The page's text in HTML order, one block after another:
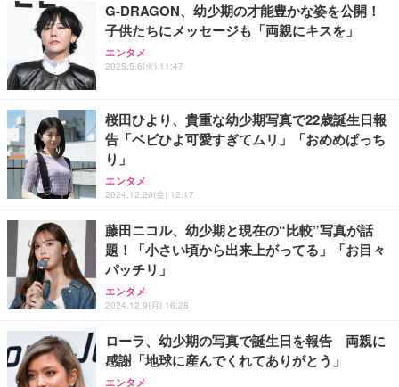
【整備済み品】 ゲーミングPC デスクトップ タワー
型 UNITCOM biz-h 10世代 Core i7-10700 - RTX 406
0 8G - 32GBメモリ - 大容量 SSD1.0TB - Windows
【整備済み品】Dell OptiPlex SFF Plus 7010 デスク
トップPC Core i5-13500 DDR4 メモリ32GB SSD51
2GB+HDD1TB MS Office 2021 DisplayPort/HDMI U
SB3.2 有線LAN 省スペース ビジネスPC/Wi-Fi USB
￥114,800
エレコム WiFi ルーター 無線LAN Wi-Fi7 11BE 2882
+688Mbps IPv6(IPoE)対応 エコパッケージ WRC-W
701-B
バッファロー Wi-Fi 6 ルーター 2401+573Mbps WS
R-3000AX4P/NBK (× 2)
￥23,960
【整備済み品】Dell E2724HS 27インチ 液晶モニタ
ー フルHD（1920×1080）VA 非光沢 HDMI/DisplayP
ort/VGA スピーカー内蔵 高さ調整 スイベル VESA対
【MiniLED/24.5inch/280Hz/FHD】GRAPHT THE S
HOOTER Gaming Monitor 24” Essential ゲーミン
グモニター QD 24.5インチ 1ms FHD 量子ドット 残
像低減 (3年保証 | 輝点保証 | 日本メーカー)
￥34,980
G-DRAGON、幼少期の才能豊かな姿を公開！
子供たちにメッセージも「両親にキスを」
エンタメ
2025.5.6(火) 11:47
桜田ひより、貴重な幼少期写真で22歳誕生日報
告「ベビひよ可愛すぎてムリ」「おめめぱっち
り」
エンタメ
2024.12.20(金) 12:17
藤田ニコル、幼少期と現在の“比較”写真が話
題！「小さい頃から出来上がってる」「お目々
パッチリ」
エンタメ
2024.12.9(月) 16:28
ローラ、幼少期の写真で誕生日を報告 両親に
感謝「地球に産んでくれてありがとう」
エンタメ